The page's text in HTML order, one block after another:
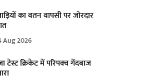
का वतन वापसी पर जोरदार
Aug 2026
टेस्ट क्रिकेट में परिपक्व गेंदबाज